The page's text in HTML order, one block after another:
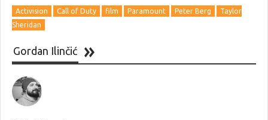
Activision Call of Duty film Paramount Peter Berg
Taylor
Sheridan
Gordan Ilinčić